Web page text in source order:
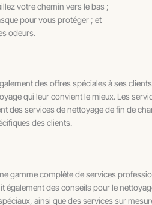
votre chemin vers le bas ;
pour vous protéger ; et
odeurs.
des offres spéciales à ses
qui leur convient le mieux. Les
des services de nettoyage de fin de
des clients.
gamme complète de services
également des conseils pour le
ainsi que des services sur